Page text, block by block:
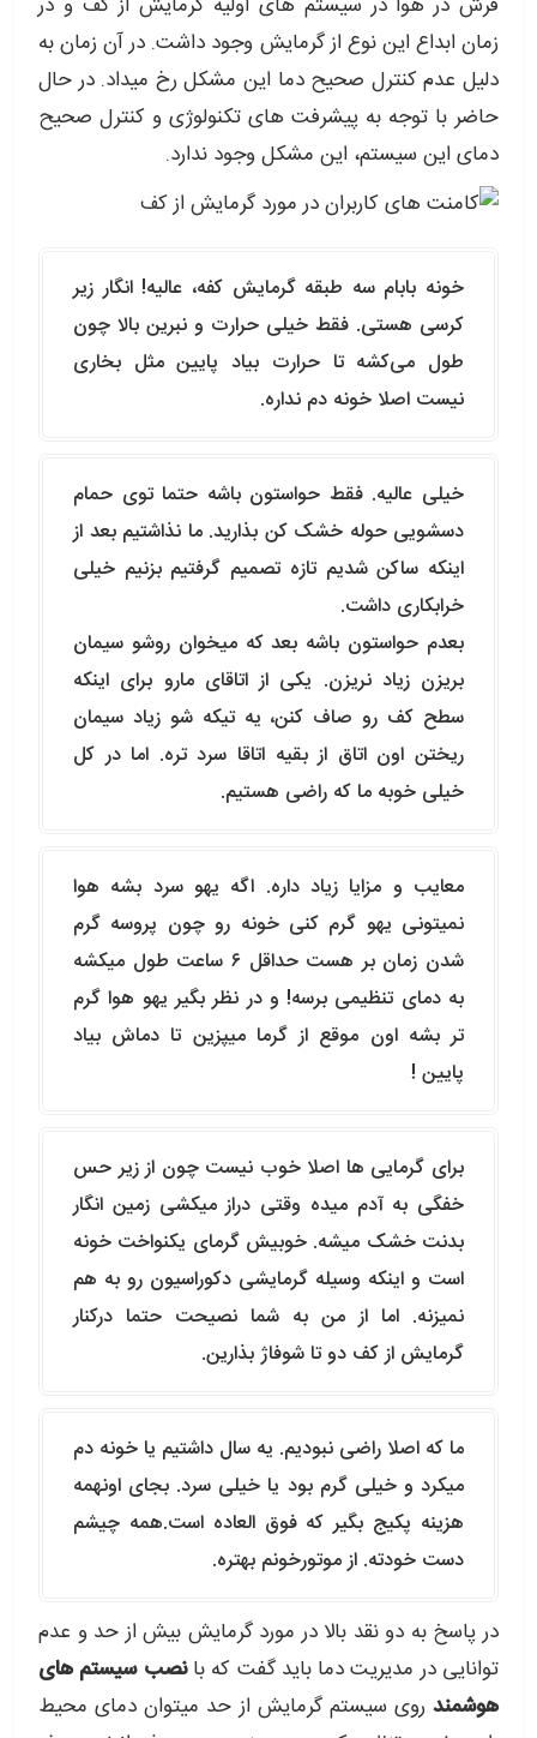
زمان ابداع این نوع از گرمایش وجود داشت. در آن زمان به
دلیل عدم کنترل صحیح دما این مشکل رخ میداد. در حال
حاضر با توجه به پیشرفت های تکنولوژی و کنترل صحیح
دمای این سیستم، این مشکل وجود ندارد.
خونه بابام سه طبقه گرمایش کفه، عالیه! انگار زیر
کرسی هستی. فقط خیلی حرارت و نبرین بالا چون
طول می‌کشه تا حرارت بیاد پایین مثل بخاری
نیست اصلا خونه دم نداره.
خیلی عالیه. فقط حواستون باشه حتما توی حمام
دسشویی حوله خشک کن بذارید. ما نذاشتیم بعد از
اینکه ساکن شدیم تازه تصمیم گرفتیم بزنیم خیلی
خرابکاری داشت.
بعدم حواستون باشه بعد که میخوان روشو سیمان
بریزن زیاد نریزن. یکی از اتاقای مارو برای اینکه
سطح کف رو صاف کنن، یه تیکه شو زیاد سیمان
ریختن اون اتاق از بقیه اتاقا سرد تره. اما در کل
خیلی خوبه ما که راضی هستیم.
معایب و مزایا زیاد داره. اگه یهو سرد بشه هوا
نمیتونی یهو گرم کنی خونه رو چون پروسه گرم
شدن زمان بر هست حداقل ۶ ساعت طول میکشه
به دمای تنظیمی برسه! و در نظر بگیر یهو هوا گرم
تر بشه اون موقع از گرما میپزین تا دماش بیاد
پایین !
برای گرمایی ها اصلا خوب نیست چون از زیر حس
خفگی به آدم میده وقتی دراز میکشی زمین انگار
بدنت خشک میشه. خوبیش گرمای یکنواخت خونه
است و اینکه وسیله گرمایشی دکوراسیون رو به هم
نمیزنه. اما از من به شما نصیحت حتما درکنار
گرمایش از کف دو تا شوفاژ بذارین.
ما که اصلا راضی نبودیم. یه سال داشتیم یا خونه دم
میکرد و خیلی گرم بود یا خیلی سرد. بجای اونهمه
هزینه پکیج بگیر که فوق العاده است.همه چیشم
دست خودته. از موتورخونم بهتره.
در پاسخ به دو نقد بالا در مورد گرمایش بیش از حد و عدم
توانایی در مدیریت دما باید گفت که بانصب سیستم های
هوشمند روی سیستم گرمایش از حد میتوان دمای محیط